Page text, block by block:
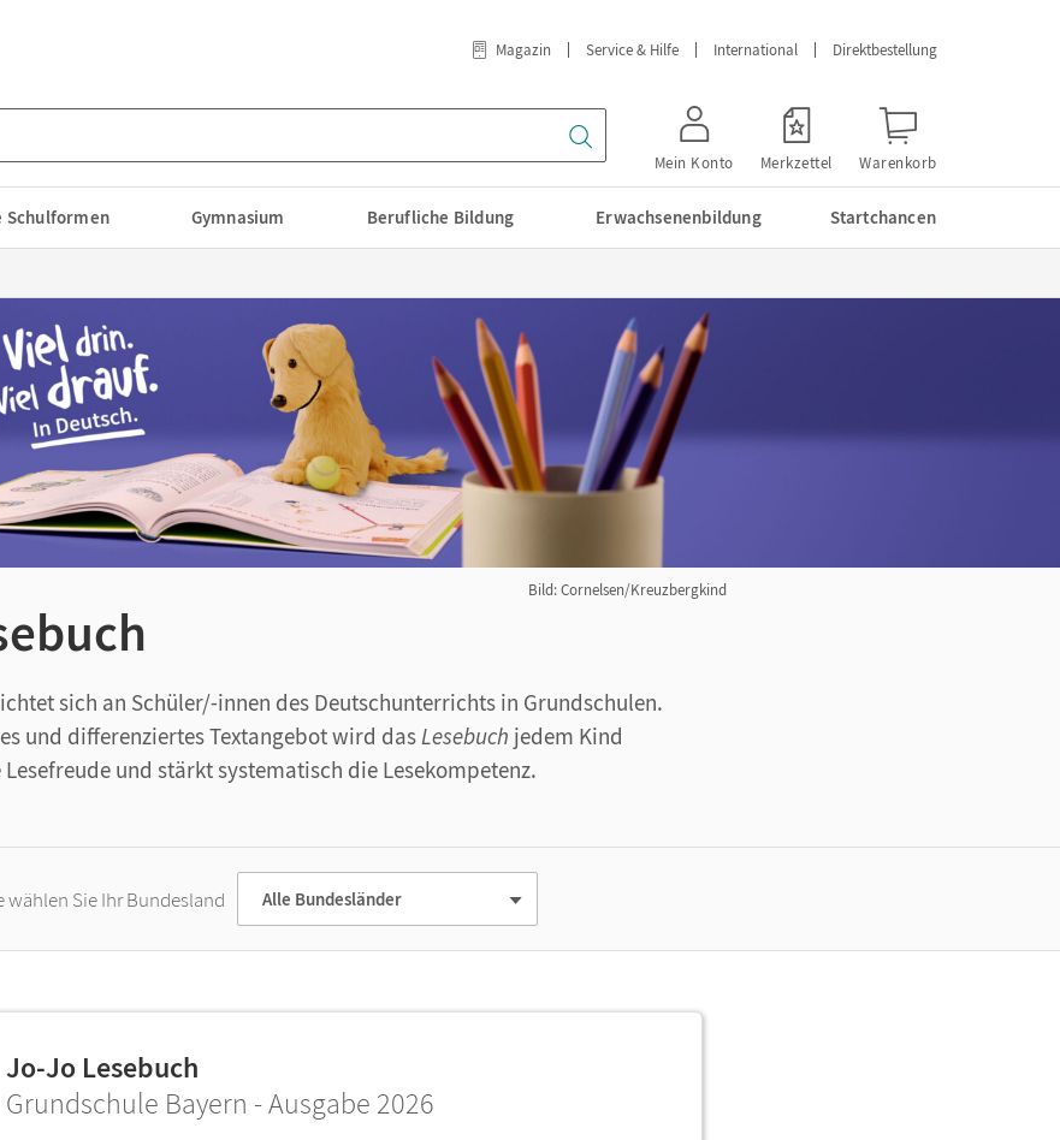
Magazin Service & Hilfe International Direktbestellung
Mein Konto Merkzettel Warenkorb
Schulformen Gymnasium Berufliche Bildung Erwachsenenbildung Startchancen
Bild: Cornelsen/Kreuzbergkind
sich an Schüler/-innen des Deutschunterrichts in Grundschulen.
und differenziertes Textangebot wird dasLesebuch jedem Kind
und stärkt systematisch die Lesekompetenz.
wählen Sie Ihr Bundesland Alle Bundesländer
Jo-Jo Lesebuch
Grundschule Bayern - Ausgabe 2026